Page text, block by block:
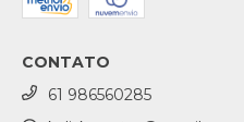
CONTATO
61 986560285